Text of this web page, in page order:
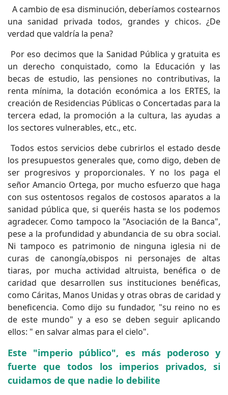
A cambio de esa disminución, deberíamos costearnos
una sanidad privada todos, grandes y chicos. ¿De
verdad que valdría la pena?
Por eso decimos que la Sanidad Pública y gratuita es
un derecho conquistado, como la Educación y las
becas de estudio, las pensiones no contributivas, la
renta mínima, la dotación económica a los ERTES, la
creación de Residencias Públicas o Concertadas para la
tercera edad, la promoción a la cultura, las ayudas a
los sectores vulnerables, etc., etc.
Todos estos servicios debe cubrirlos el estado desde
los presupuestos generales que, como digo, deben de
ser progresivos y proporcionales. Y no los paga el
señor Amancio Ortega, por mucho esfuerzo que haga
con sus ostentosos regalos de costosos aparatos a la
sanidad pública que, si queréis hasta se los podemos
agradecer. Como tampoco la "Asociación de la Banca",
pese a la profundidad y abundancia de su obra social.
Ni tampoco es patrimonio de ninguna iglesia ni de
curas de canongía,obispos ni personajes de altas
tiaras, por mucha actividad altruista, benéfica o de
caridad que desarrollen sus instituciones benéficas,
como Cáritas, Manos Unidas y otras obras de caridad y
beneficencia. Como dijo su fundador, "su reino no es
de este mundo" y a eso se deben seguir aplicando
ellos: " en salvar almas para el cielo".
Este "imperio público", es más poderoso y
fuerte que todos los imperios privados, si
cuidamos de que nadie lo debilite